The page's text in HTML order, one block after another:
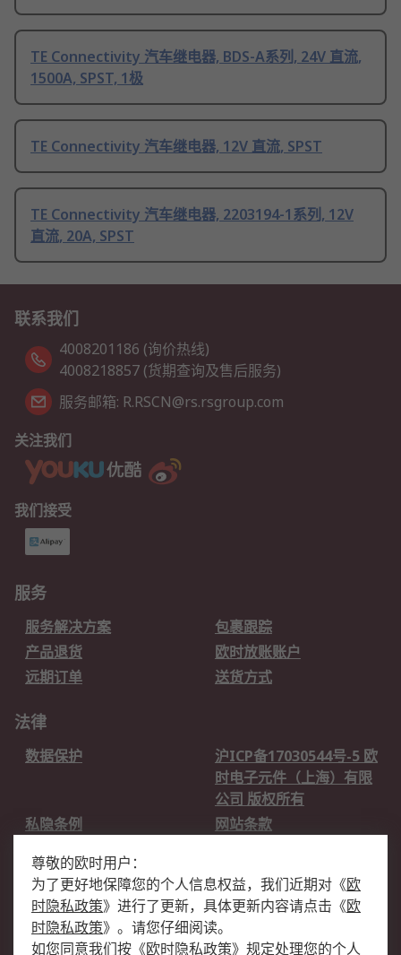
TE Connectivity 汽车继电器, BDS-A系列, 24V 直流,
1500A, SPST, 1极
TE Connectivity 汽车继电器, 12V 直流, SPST
TE Connectivity 汽车继电器, 2203194-1系列, 12V
直流, 20A, SPST
联系我们
4008201186 (询价热线)
4008218857 (货期查询及售后服务)
服务邮箱: R.RSCN@rs.rsgroup.com
关注我们
我们接受
服务
服务解决方案
包裹跟踪
产品退货
欧时放账账户
远期订单
送货方式
法律
数据保护
沪ICP备17030544号-5 欧
时电子元件（上海）有限
公司 版权所有
私隐条例
网站条款
关于欧时
欧时销售条款
账户和付款
尊敬的欧时用户：
为了更好地保障您的个人信息权益，我们近期对 《欧
时隐私政策》 进行了更新，具体更新内容请点击 《欧
时隐私政策》 。请您仔细阅读。
如您同意我们按 《欧时隐私政策》 规定处理您的个人